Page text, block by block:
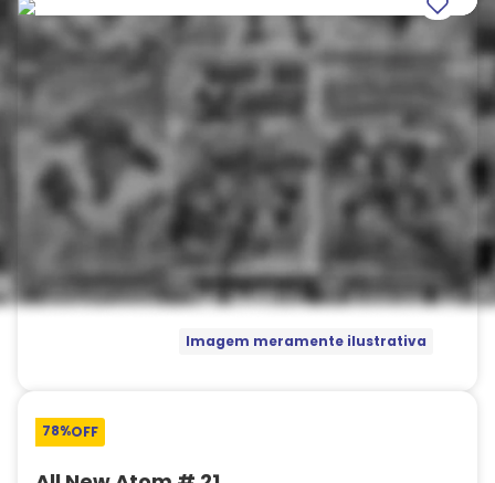
Imagem meramente ilustrativa
78%OFF